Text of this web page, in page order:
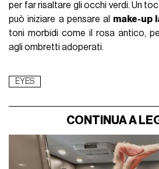
per far risaltare gli occhi verdi. Un
può iniziare a pensare al make-up
toni morbidi come il rosa antico,
agli ombretti adoperati.
EYES
CONTINUA A